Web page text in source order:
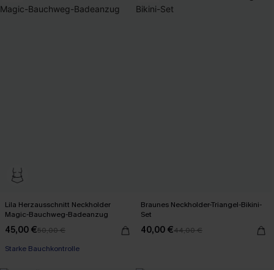
Lila Herzausschnitt Neckholder
Magic-Bauchweg-Badeanzug
45,00 €50,00 €
Starke Bauchkontrolle
Braunes Neckholder-Triangel-Bikini-
Set
40,00 €44,00 €